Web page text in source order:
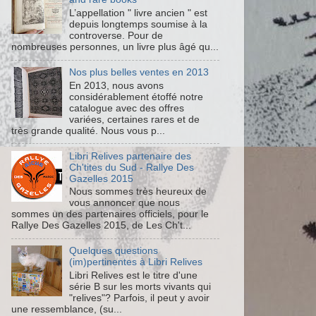
L’appellation " livre ancien " est
depuis longtemps soumise à la
controverse. Pour de
nombreuses personnes, un livre plus âgé qu...
Nos plus belles ventes en 2013
En 2013, nous avons
considérablement étoffé notre
catalogue avec des offres
variées, certaines rares et de
très grande qualité. Nous vous p...
Libri Relives partenaire des
Ch'tites du Sud - Rallye Des
Gazelles 2015
Nous sommes très heureux de
vous annoncer que nous
sommes un des partenaires officiels, pour le
Rallye Des Gazelles 2015, de Les Ch't...
Quelques questions
(im)pertinentes à Libri Relives
Libri Relives est le titre d'une
série B sur les morts vivants qui
"relives"? Parfois, il peut y avoir
une ressemblance, (su...